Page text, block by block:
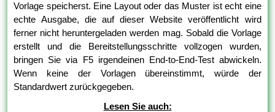
Vorlage speicherst. Eine Layout oder das Muster ist echt eine
echte Ausgabe, die auf dieser Website veröffentlicht wird
ferner nicht heruntergeladen werden mag. Sobald die Vorlage
erstellt und die Bereitstellungsschritte vollzogen wurden,
bringen Sie via F5 irgendeinen End-to-End-Test abwickeln.
Wenn keine der Vorlagen übereinstimmt, würde der
Standardwert zurückgegeben.
Lesen Sie auch: